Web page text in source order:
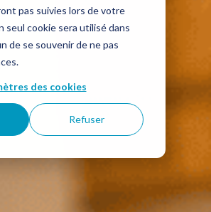
pas suivies lors de votre
seul cookie sera utilisé dans
de se souvenir de ne pas
des cookies
Refuser